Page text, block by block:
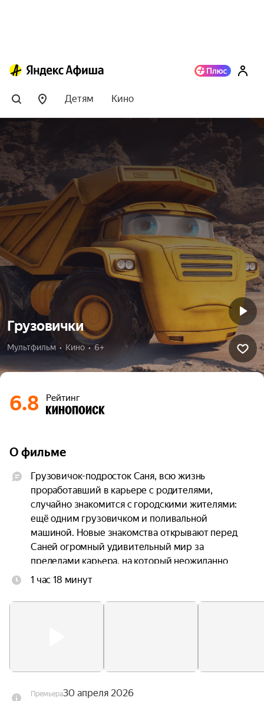
Детям Кино
Грузовички
Мультфильм  •  Кино  •  6+
6.8 Рейтинг
О фильме
Грузовичок-подросток Саня, всю жизнь
проработавший в карьере с родителями,
случайно знакомится с городскими жителями:
ещё одним грузовичком и поливальной
машиной. Новые знакомства открывают перед
Саней огромный удивительный мир за
пределами карьера, на который неожиданно
надвигается серьёзная угроза — проснувшийся
Теперь Сане и его друзьям предстоит
1 час 18 минут
Премьера30 апреля 2026